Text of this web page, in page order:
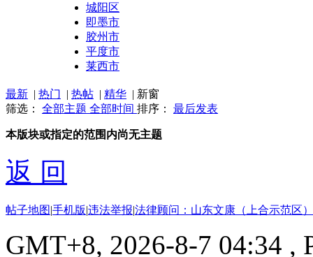
城阳区
即墨市
胶州市
平度市
莱西市
最新 | 热门 | 热帖 | 精华 | 新窗
筛选： 全部主题 全部时间 排序： 最后发表
本版块或指定的范围内尚无主题
返 回
帖子地图|手机版|违法举报|法律顾问：山东文康（上合示范区
GMT+8, 2026-8-7 04:34 ,